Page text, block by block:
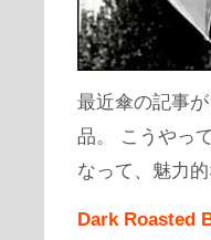
最近傘の記事
品。 こうやっ
なって、魅力
Dark Roasted